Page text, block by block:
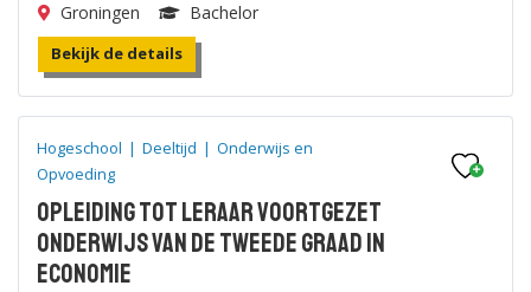
Groningen Bachelor
Bekijk de details
Hogeschool | Deeltijd | Onderwijs en
Opvoeding
Opleiding tot leraar voortgezet
onderwijs van de tweede graad in
Economie